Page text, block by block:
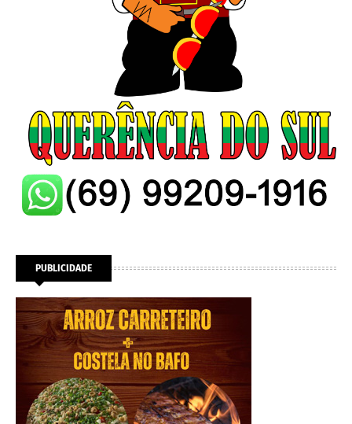
PUBLICIDADE